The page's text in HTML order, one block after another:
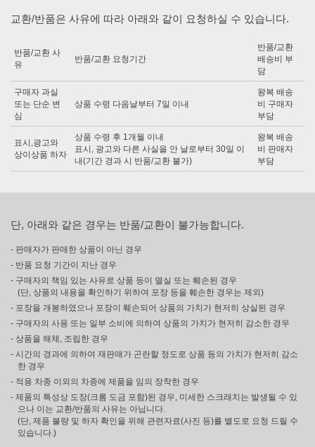
교환/반품은 사유에 따라 아래와 같이 요청하실 수 있습니다.
반품/교환 사
유
반품/교환 요청기간
반품/교환
배송비 부
담
구매자 과실
또는 단순 변
심
상품 수령 다음날부터 7일 이내
왕복 배송
비 구매자
부담
표시,광고와
상이상품 하자
상품 수령 후 1개월 이내
표시, 광고와 다른 사실을 안 날로부터 30일 이
내(기간 경과 시 반품/교환 불가)
왕복 배송
비 판매자
부담
단, 아래와 같은 경우는 반품/교환이 불가능합니다.
- 판매자가 판매한 상품이 아닌 경우
- 반품 요청 기간이 지난 경우
- 구매자의 책임 있는 사유로 상품 등이 멸실 또는 훼손된 경우
(단, 상품의 내용을 확인하기 위하여 포장 등을 훼손한 경우는 제외)
- 포장을 개봉하였으나 포장이 훼손되어 상품의 가치가 현저히 상실된 경우
- 구매자의 사용 또는 일부 소비에 의하여 상품의 가치가 현저히 감소한 경우
- 상품을 해체, 조립한 경우
- 시간의 경과에 의하여 재판매가 곤란할 정도로 상품 등의 가치가 현저히 감소
한 경우
- 적용 차종 이외의 차종에 제품을 임의 장착한 경우
- 제품의 특성상 도장(크롬 도금 포함)된 경우, 미세한 스크래치는 발생될 수 있
으나 이는 교환/반품의 사유는 아닙니다.
(단, 제품 불량 및 하자 확인을 위해 관련자료(사진 등)를 별도로 요청 드릴 수
있습니다.)